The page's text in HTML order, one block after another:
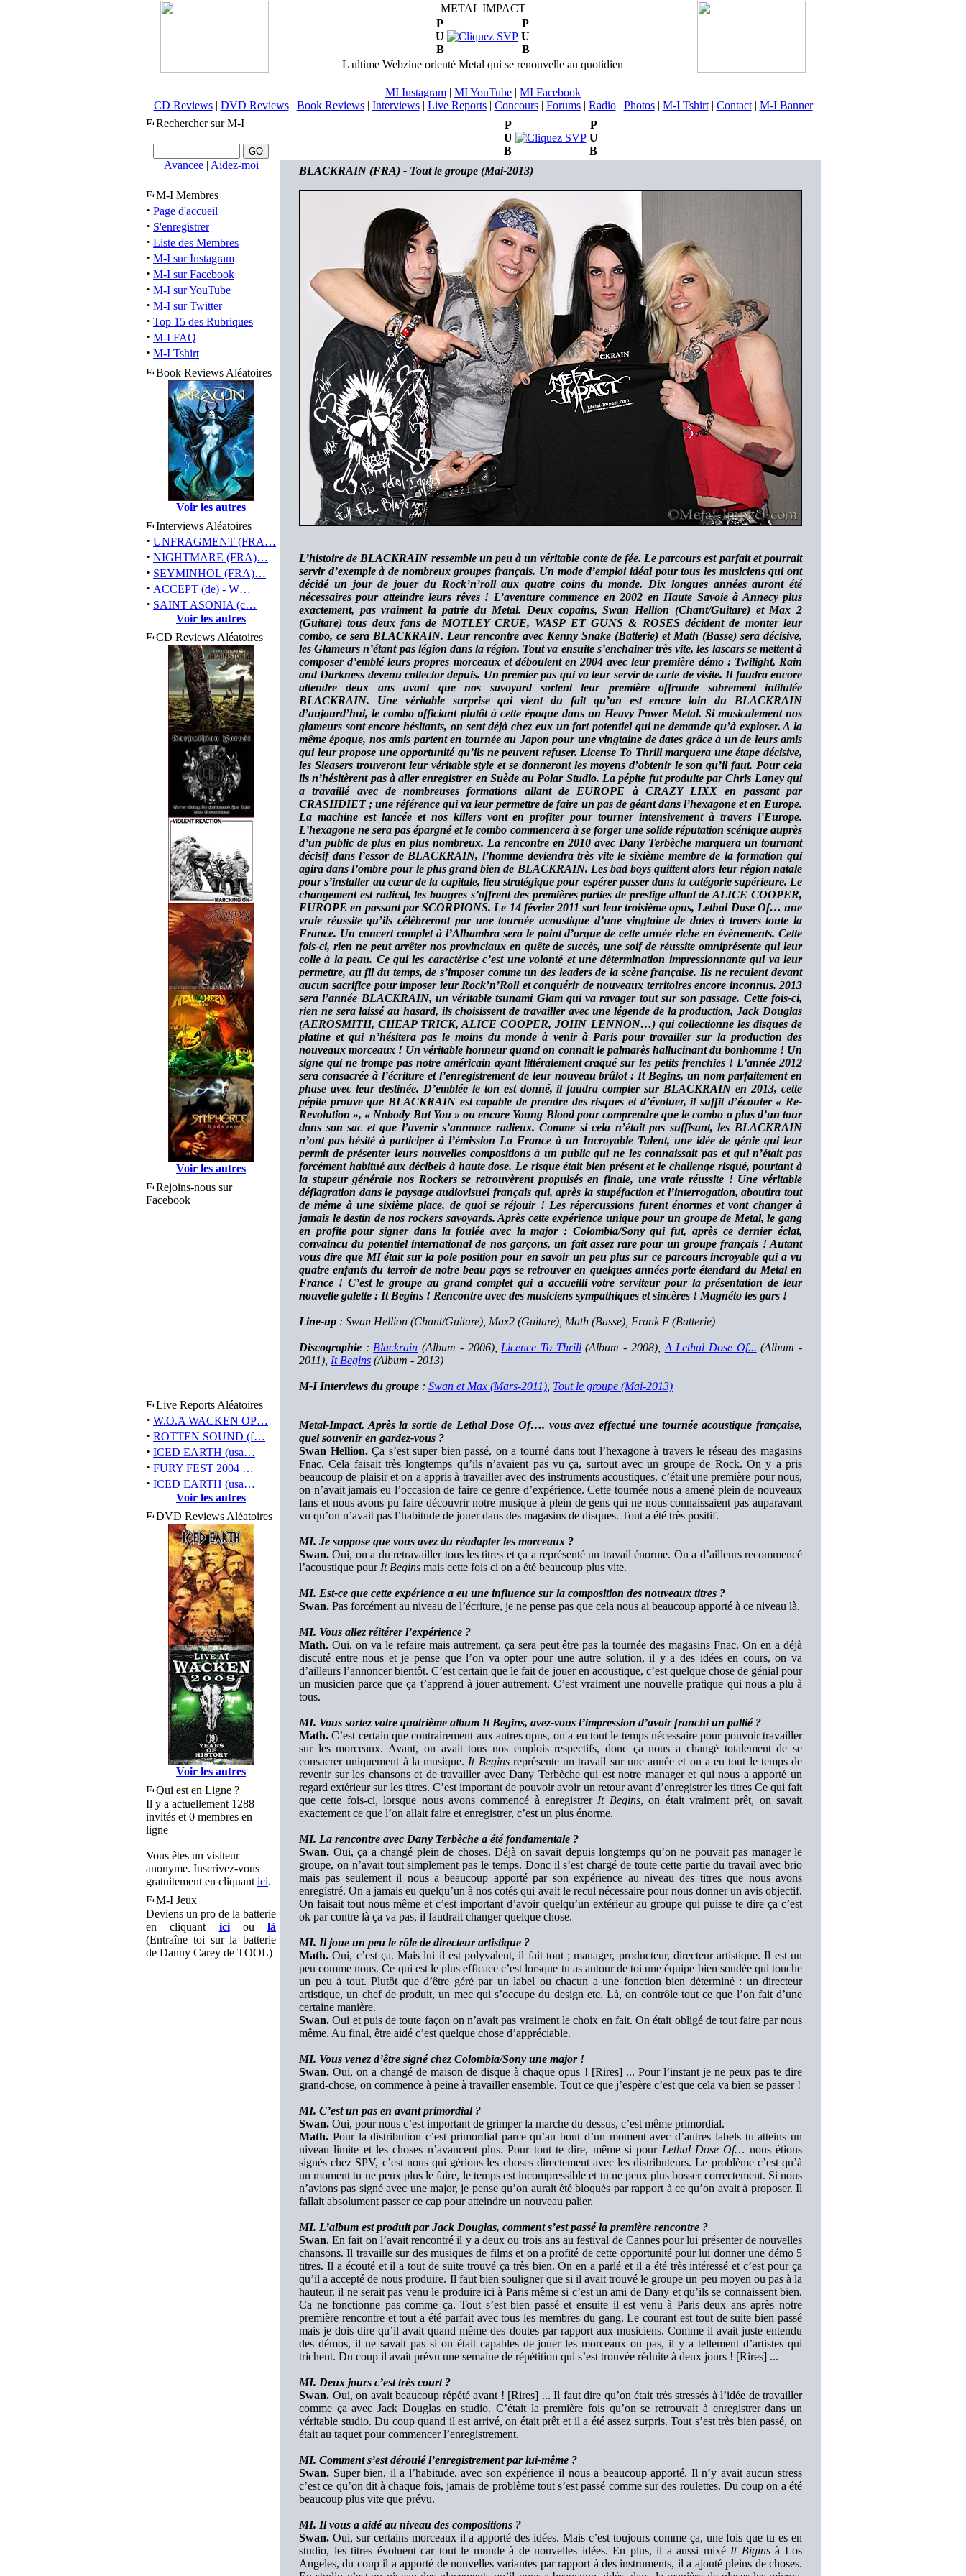
METAL IMPACT
P
U
B
P
U
B
L ultime Webzine orienté Metal qui se renouvelle au quotidien
MI Instagram | MI YouTube | MI Facebook
CD Reviews| DVD Reviews| Book Reviews| Interviews| Live Reports| Concours| Forums| Radio| Photos| M-I Tshirt| Contact| M-I Banner
Rechercher sur M-I
Avancee| Aidez-moi
M-I Membres
· Page d'accueil
· S'enregistrer
· Liste des Membres
· M-I sur Instagram
· M-I sur Facebook
· M-I sur YouTube
· M-I sur Twitter
· Top 15 des Rubriques
· M-I FAQ
· M-I Tshirt
Book Reviews Aléatoires
Voir les autres
Interviews Aléatoires
· UNFRAGMENT (FRA…
· NIGHTMARE (FRA)…
· SEYMINHOL (FRA)…
· ACCEPT (de) - W…
· SAINT ASONIA (c…
Voir les autres
CD Reviews Aléatoires
Voir les autres
Rejoins-nous sur
Facebook
Live Reports Aléatoires
· W.O.A WACKEN OP…
· ROTTEN SOUND (f…
· ICED EARTH (usa…
· FURY FEST 2004 …
· ICED EARTH (usa…
Voir les autres
DVD Reviews Aléatoires
Voir les autres
Qui est en Ligne ?
Il y a actuellement 1288
invités et 0 membres en
ligne
Vous êtes un visiteur
anonyme. Inscrivez-vous
gratuitement en cliquant ici.
M-I Jeux
Deviens un pro de la batterie
en cliquant iciou là
(Entraîne toi sur la batterie
de Danny Carey de TOOL)
P
U
B
P
U
B
BLACKRAIN (FRA) - Tout le groupe (Mai-2013)
L’histoire de BLACKRAIN ressemble un peu à un véritable conte de fée. Le parcours est parfait et pourrait
servir d’exemple à de nombreux groupes français. Un mode d’emploi idéal pour tous les musiciens qui ont
décidé un jour de jouer du Rock’n’roll aux quatre coins du monde. Dix longues années auront été
nécessaires pour atteindre leurs rêves ! L’aventure commence en 2002 en Haute Savoie à Annecy plus
exactement, pas vraiment la patrie du Metal. Deux copains, Swan Hellion (Chant/Guitare) et Max 2
(Guitare) tous deux fans de MOTLEY CRUE, WASP ET GUNS & ROSES décident de monter leur
combo, ce sera BLACKRAIN. Leur rencontre avec Kenny Snake (Batterie) et Math (Basse) sera décisive,
les Glameurs n’étant pas légion dans la région. Tout va ensuite s’enchainer très vite, les lascars se mettent à
composer d’emblé leurs propres morceaux et déboulent en 2004 avec leur première démo : Twilight, Rain
and Darkness devenu collector depuis. Un premier pas qui va leur servir de carte de visite. Il faudra encore
attendre deux ans avant que nos savoyard sortent leur première offrande sobrement intitulée
BLACKRAIN. Une véritable surprise qui vient du fait qu’on est encore loin du BLACKRAIN
d’aujourd’hui, le combo officiant plutôt à cette époque dans un Heavy Power Metal. Si musicalement nos
glameurs sont encore hésitants, on sent déjà chez eux un fort potentiel qui ne demande qu’à exploser. A la
même époque, nos amis partent en tournée au Japon pour une vingtaine de dates grâce à un de leurs amis
qui leur propose une opportunité qu’ils ne peuvent refuser. License To Thrill marquera une étape décisive,
les Sleasers trouveront leur véritable style et se donneront les moyens d’obtenir le son qu’il faut. Pour cela
ils n’hésitèrent pas à aller enregistrer en Suède au Polar Studio. La pépite fut produite par Chris Laney qui
a travaillé avec de nombreuses formations allant de EUROPE à CRAZY LIXX en passant par
CRASHDIET ; une référence qui va leur permettre de faire un pas de géant dans l’hexagone et en Europe.
La machine est lancée et nos killers vont en profiter pour tourner intensivement à travers l’Europe.
L’hexagone ne sera pas épargné et le combo commencera à se forger une solide réputation scénique auprès
d’un public de plus en plus nombreux. La rencontre en 2010 avec Dany Terbèche marquera un tournant
décisif dans l’essor de BLACKRAIN, l’homme deviendra très vite le sixième membre de la formation qui
agira dans l’ombre pour le plus grand bien de BLACKRAIN. Les bad boys quittent alors leur région natale
pour s’installer au cœur de la capitale, lieu stratégique pour espérer passer dans la catégorie supérieure. Le
changement est radical, les bougres s’offrent des premières parties de prestige allant de ALICE COOPER,
EUROPE en passant par SCORPIONS. Le 14 février 2011 sort leur troisième opus, Lethal Dose Of… une
vraie réussite qu’ils célèbreront par une tournée acoustique d’une vingtaine de dates à travers toute la
France. Un concert complet à l’Alhambra sera le point d’orgue de cette année riche en évènements. Cette
fois-ci, rien ne peut arrêter nos provinciaux en quête de succès, une soif de réussite omniprésente qui leur
colle à la peau. Ce qui les caractérise c’est une volonté et une détermination impressionnante qui va leur
permettre, au fil du temps, de s’imposer comme un des leaders de la scène française. Ils ne reculent devant
aucun sacrifice pour imposer leur Rock’n’Roll et conquérir de nouveaux territoires encore inconnus. 2013
sera l’année BLACKRAIN, un véritable tsunami Glam qui va ravager tout sur son passage. Cette fois-ci,
rien ne sera laissé au hasard, ils choisissent de travailler avec une légende de la production, Jack Douglas
(AEROSMITH, CHEAP TRICK, ALICE COOPER, JOHN LENNON…) qui collectionne les disques de
platine et qui n’hésitera pas le moins du monde à venir à Paris pour travailler sur la production des
nouveaux morceaux ! Un véritable honneur quand on connait le palmarès hallucinant du bonhomme ! Un
signe qui ne trompe pas notre américain ayant littéralement craqué sur les petits frenchies ! L’année 2012
sera consacrée à l’écriture et l’enregistrement de leur nouveau brûlot : It Begins, un nom parfaitement en
phase avec leur destinée. D’emblée le ton est donné, il faudra compter sur BLACKRAIN en 2013, cette
pépite prouve que BLACKRAIN est capable de prendre des risques et d’évoluer, il suffit d’écouter « Re-
Revolution », « Nobody But You » ou encore Young Blood pour comprendre que le combo a plus d’un tour
dans son sac et que l’avenir s’annonce radieux. Comme si cela n’était pas suffisant, les BLACKRAIN
n’ont pas hésité à participer à l’émission La France à un Incroyable Talent, une idée de génie qui leur
permit de présenter leurs nouvelles compositions à un public qui ne les connaissait pas et qui n’était pas
forcément habitué aux décibels à haute dose. Le risque était bien présent et le challenge risqué, pourtant à
la stupeur générale nos Rockers se retrouvèrent propulsés en finale, une vraie réussite ! Une véritable
déflagration dans le paysage audiovisuel français qui, après la stupéfaction et l’interrogation, aboutira tout
de même à une sixième place, de quoi se réjouir ! Les répercussions furent énormes et vont changer à
jamais le destin de nos rockers savoyards. Après cette expérience unique pour un groupe de Metal, le gang
en profite pour signer dans la foulée avec la major : Colombia/Sony qui fut, après ce dernier éclat,
convaincu du potentiel international de nos garçons, un fait assez rare pour un groupe français ! Autant
vous dire que MI était sur la pole position pour en savoir un peu plus sur ce parcours incroyable qui a vu
quatre enfants du terroir de notre beau pays se retrouver en quelques années porte étendard du Metal en
France ! C’est le groupe au grand complet qui a accueilli votre serviteur pour la présentation de leur
nouvelle galette : It Begins ! Rencontre avec des musiciens sympathiques et sincères ! Magnéto les gars !
Line-up : Swan Hellion (Chant/Guitare), Max2 (Guitare), Math (Basse), Frank F (Batterie)
Discographie : Blackrain (Album - 2006), Licence To Thrill(Album - 2008), A Lethal Dose Of... (Album -
2011), It Begins (Album - 2013)
M-I Interviews du groupe : Swan et Max (Mars-2011) Tout le groupe (Mai-2013)
Metal-Impact. Après la sortie de Lethal Dose Of…. vous avez effectué une tournée acoustique française,
quel souvenir en gardez-vous ?
Swan Hellion.Ça s’est super bien passé, on a tourné dans tout l’hexagone à travers le réseau des magasins
Fnac. Cela faisait très longtemps qu’ils n’avaient pas vu ça, surtout avec un groupe de Rock. On y a pris
beaucoup de plaisir et on a appris à travailler avec des instruments acoustiques, c’était une première pour nous,
on n’avait jamais eu l’occasion de faire ce genre d’expérience. Cette tournée nous a amené plein de nouveaux
fans et nous avons pu faire découvrir notre musique à plein de gens qui ne nous connaissaient pas auparavant
vu qu’on n’avait pas l’habitude de jouer dans des magasins de disques. Tout a été très positif.
MI. Je suppose que vous avez du réadapter les morceaux ?
Swan. Oui, on a du retravailler tous les titres et ça a représenté un travail énorme. On a d’ailleurs recommencé
l’acoustique pour It Begins mais cette fois ci on a été beaucoup plus vite.
MI. Est-ce que cette expérience a eu une influence sur la composition des nouveaux titres ?
Swan. Pas forcément au niveau de l’écriture, je ne pense pas que cela nous ai beaucoup apporté à ce niveau là.
MI. Vous allez réitérer l’expérience ?
Math. Oui, on va le refaire mais autrement, ça sera peut être pas la tournée des magasins Fnac. On en a déjà
discuté entre nous et je pense que l’on va opter pour une autre solution, il y a des idées en cours, on va
d’ailleurs l’annoncer bientôt. C’est certain que le fait de jouer en acoustique, c’est quelque chose de génial pour
un musicien parce que ça t’apprend à jouer autrement. C’est vraiment une nouvelle pratique qui nous a plu à
tous.
MI. Vous sortez votre quatrième album It Begins, avez-vous l’impression d’avoir franchi un pallié ?
Math. C’est certain que contrairement aux autres opus, on a eu tout le temps nécessaire pour pouvoir travailler
sur les morceaux. Avant, on avait tous nos emplois respectifs, donc ça nous a changé totalement de se
consacrer uniquement à la musique. It Beginsreprésente un travail sur une année et on a eu tout le temps de
revenir sur les chansons et de travailler avec Dany Terbèche qui est notre manager et qui nous a apporté un
regard extérieur sur les titres. C’est important de pouvoir avoir un retour avant d’enregistrer les titres Ce qui fait
que cette fois-ci, lorsque nous avons commencé à enregistrer It Begins, on était vraiment prêt, on savait
exactement ce que l’on allait faire et enregistrer, c’est un plus énorme.
MI. La rencontre avec Dany Terbèche a été fondamentale ?
Swan. Oui, ça a changé plein de choses. Déjà on savait depuis longtemps qu’on ne pouvait pas manager le
groupe, on n’avait tout simplement pas le temps. Donc il s’est chargé de toute cette partie du travail avec brio
mais pas seulement il nous a beaucoup apporté par son expérience au niveau des titres que nous avons
enregistré. On a jamais eu quelqu’un à nos cotés qui avait le recul nécessaire pour nous donner un avis objectif.
On faisait tout nous même et c’est important d’avoir quelqu’un extérieur au groupe qui puisse te dire ça c’est
ok par contre là ça va pas, il faudrait changer quelque chose.
MI. Il joue un peu le rôle de directeur artistique ?
Math. Oui, c’est ça. Mais lui il est polyvalent, il fait tout ; manager, producteur, directeur artistique. Il est un
peu comme nous. Ce qui est le plus efficace c’est lorsque tu as autour de toi une équipe bien soudée qui touche
un peu à tout. Plutôt que d’être géré par un label ou chacun a une fonction bien déterminé : un directeur
artistique, un chef de produit, un mec qui s’occupe du design etc. Là, on contrôle tout ce que l’on fait d’une
certaine manière.
Swan. Oui et puis de toute façon on n’avait pas vraiment le choix en fait. On était obligé de tout faire par nous
même. Au final, être aidé c’est quelque chose d’appréciable.
MI. Vous venez d’être signé chez Colombia/Sony une major !
Swan. Oui, on a changé de maison de disque à chaque opus ! [Rires] ... Pour l’instant je ne peux pas te dire
grand-chose, on commence à peine à travailler ensemble. Tout ce que j’espère c’est que cela va bien se passer !
MI. C’est un pas en avant primordial ?
Swan. Oui, pour nous c’est important de grimper la marche du dessus, c’est même primordial.
Math. Pour la distribution c’est primordial parce qu’au bout d’un moment avec d’autres labels tu atteins un
niveau limite et les choses n’avancent plus. Pour tout te dire, même si pour Lethal Dose Of… nous étions
signés chez SPV, c’est nous qui gérions les choses directement avec les distributeurs. Le problème c’est qu’à
un moment tu ne peux plus le faire, le temps est incompressible et tu ne peux plus bosser correctement. Si nous
n’avions pas signé avec une major, je pense qu’on aurait été bloqués par rapport à ce qu’on avait à proposer. Il
fallait absolument passer ce cap pour atteindre un nouveau palier.
MI. L’album est produit par Jack Douglas, comment s’est passé la première rencontre ?
Swan. En fait on l’avait rencontré il y a deux ou trois ans au festival de Cannes pour lui présenter de nouvelles
chansons. Il travaille sur des musiques de films et on a profité de cette opportunité pour lui donner une démo 5
titres. Il a écouté et il a tout de suite trouvé ça très bien. On en a parlé et il a été très intéressé et c’est pour ça
qu’il a accepté de nous produire. Il faut bien souligner que si il avait trouvé le groupe un peu moyen ou pas à la
hauteur, il ne serait pas venu le produire ici à Paris même si c’est un ami de Dany et qu’ils se connaissent bien.
Ca ne fonctionne pas comme ça. Tout s’est bien passé et ensuite il est venu à Paris deux ans après notre
première rencontre et tout a été parfait avec tous les membres du gang. Le courant est tout de suite bien passé
mais je dois dire qu’il avait quand même des doutes par rapport aux musiciens. Comme il avait juste entendu
des démos, il ne savait pas si on était capables de jouer les morceaux ou pas, il y a tellement d’artistes qui
trichent. Du coup il avait prévu une semaine de répétition qui s’est trouvée réduite à deux jours ! [Rires] ...
MI. Deux jours c’est très court ?
Swan. Oui, on avait beaucoup répété avant ! [Rires] ... Il faut dire qu’on était très stressés à l’idée de travailler
comme ça avec Jack Douglas en studio. C’était la première fois qu’on se retrouvait à enregistrer dans un
véritable studio. Du coup quand il est arrivé, on était prêt et il a été assez surpris. Tout s’est très bien passé, on
était au taquet pour commencer l’enregistrement.
MI. Comment s’est déroulé l’enregistrement par lui-même ?
Swan. Super bien, il a l’habitude, avec son expérience il nous a beaucoup apporté. Il n’y avait aucun stress
c’est ce qu’on dit à chaque fois, jamais de problème tout s’est passé comme sur des roulettes. Du coup on a été
beaucoup plus vite que prévu.
MI. Il vous a aidé au niveau des compositions ?
Swan. Oui, sur certains morceaux il a apporté des idées. Mais c’est toujours comme ça, une fois que tu es en
studio, les titres évoluent car tout le monde à de nouvelles idées. En plus, il a aussi mixé It Biginsà Los
Angeles, du coup il a apporté de nouvelles variantes par rapport à des instruments, il a ajouté pleins de choses.